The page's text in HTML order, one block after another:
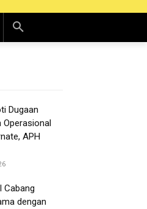
Dugaan
Operasional
APH
Cabang
dengan